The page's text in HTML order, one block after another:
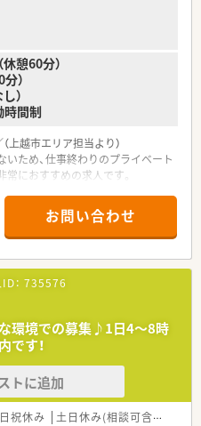
憩60分）
）
）
間制
上越市エリア担当より）
ため、仕事終わりのプライベート
におすすめの求人です。
、最寄り駅の春日山駅から徒歩9
利な好立地にある調剤薬局です。
鼻科の処方箋を1日あたり平均
業務にも積極的に取り組んでいま
師1名の体制で運営を行ってお
った丁寧な服薬指導が可能です。
籍しており、困ったことがあれば
進める温かい雰囲気の職場です。
ながらマイカーでの通勤も許可
左右されず快適に通うことができ
お問い合わせ
： 735576
な環境での募集♪1日4～8時
です！
トに追加
祝休み 土日休み(相談可含む)